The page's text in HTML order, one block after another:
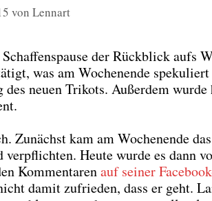
von Lennart
der Rück­blick aufs
was am Wochen­en­de
neu­en Tri­kots. Außer­dem
Zunächst kam am Wochen­en­de
ver­pflich­ten. Heu­te wur­de es dann
Kom­men­ta­renauf sei­ner
damit zufrie­den, dass er geht.